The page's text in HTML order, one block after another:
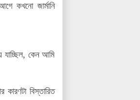
কখনো জার্মানি
যাচ্ছিল, কেন আমি
বিস্তারিত